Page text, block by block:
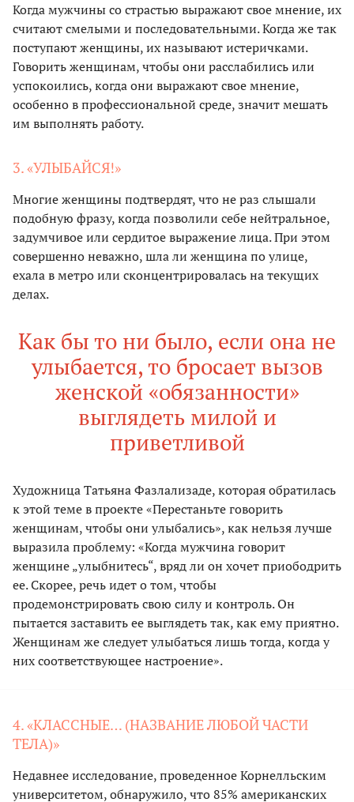
Когда мужчины со страстью выражают свое мнение, их
считают смелыми и последовательными. Когда же так
поступают женщины, их называют истеричками.
Говорить женщинам, чтобы они расслабились или
успокоились, когда они выражают свое мнение,
особенно в профессиональной среде, значит мешать
им выполнять работу.
3. «УЛЫБАЙСЯ!»
Многие женщины подтвердят, что не раз слышали
подобную фразу, когда позволили себе нейтральное,
задумчивое или сердитое выражение лица. При этом
совершенно неважно, шла ли женщина по улице,
ехала в метро или сконцентрировалась на текущих
делах.
Как бы то ни было, если она не
улыбается, то бросает вызов
женской «обязанности»
выглядеть милой и
приветливой
Художница Татьяна Фазлализаде, которая обратилась
к этой теме в проекте «Перестаньте говорить
женщинам, чтобы они улыбались», как нельзя лучше
выразила проблему: «Когда мужчина говорит
женщине „улыбнитесь“, вряд ли он хочет приободрить
ее. Скорее, речь идет о том, чтобы
продемонстрировать свою силу и контроль. Он
пытается заставить ее выглядеть так, как ему приятно.
Женщинам же следует улыбаться лишь тогда, когда у
них соответствующее настроение».
4. «КЛАССНЫЕ… (НАЗВАНИЕ ЛЮБОЙ ЧАСТИ
ТЕЛА)»
Недавнее исследование, проведенное Корнелльским
университетом, обнаружило, что 85% американских